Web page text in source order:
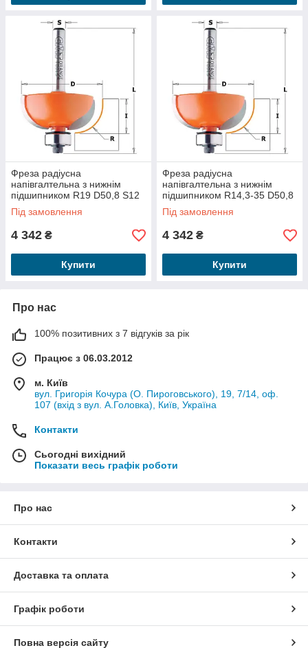
Фреза радіусна
напівгалтельна з нижнім
підшипником R19 D50,8 S12
937.951.11
Під замовлення
4 342 ₴
Купити
Фреза радіусна
напівгалтельна з нижнім
підшипником R14,3-35 D50,8
S12 937.955.11
Під замовлення
4 342 ₴
Купити
Про нас
100% позитивних з 7 відгуків за рік
Працює з 06.03.2012
м. Київ
вул. Григорія Кочура (О. Пироговського), 19, 7/14, оф.
107 (вхід з вул. А.Головка), Київ, Україна
Контакти
Сьогодні вихідний
Показати весь графік роботи
Про нас
Контакти
Доставка та оплата
Графік роботи
Повна версія сайту